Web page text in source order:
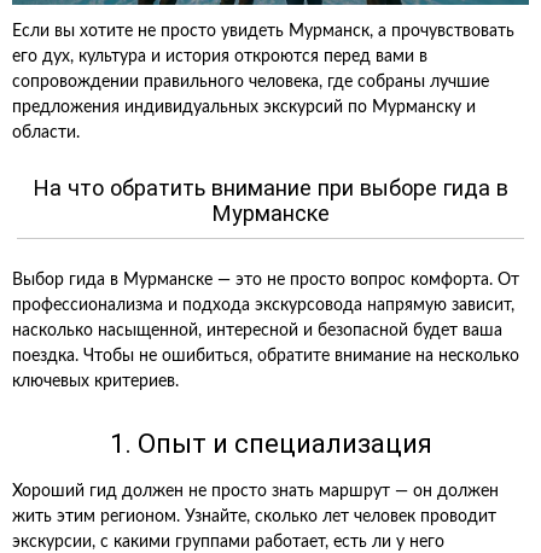
Если вы хотите не просто увидеть Мурманск, а прочувствовать
его дух, культура и история откроются перед вами в
сопровождении правильного человека, где собраны лучшие
предложения индивидуальных экскурсий по Мурманску и
области.
На что обратить внимание при выборе гида в
Мурманске
Выбор гида в Мурманске — это не просто вопрос комфорта. От
профессионализма и подхода экскурсовода напрямую зависит,
насколько насыщенной, интересной и безопасной будет ваша
поездка. Чтобы не ошибиться, обратите внимание на несколько
ключевых критериев.
1. Опыт и специализация
Хороший гид должен не просто знать маршрут — он должен
жить этим регионом. Узнайте, сколько лет человек проводит
экскурсии, с какими группами работает, есть ли у него